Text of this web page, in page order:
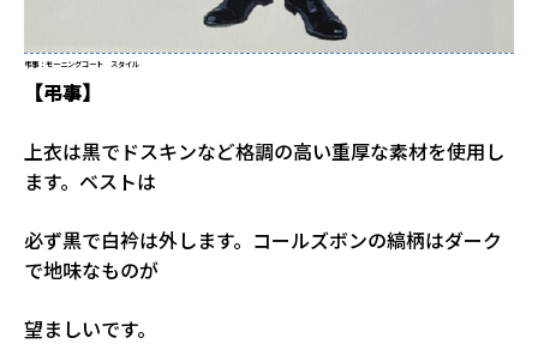
弔事：モーニングコート スタイル
【弔事】
上衣は黒でドスキンなど格調の高い重厚な素材を使用し
ます。ベストは
必ず黒で白衿は外します。コールズボンの縞柄はダーク
で地味なものが
望ましいです。